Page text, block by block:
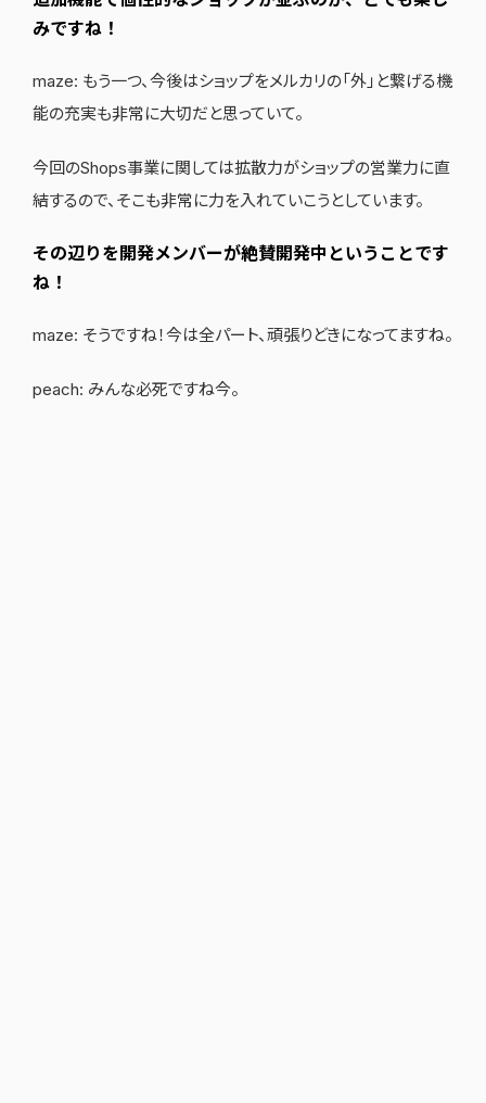
みですね！
maze: もう一つ、今後はショップをメルカリの「外」と繋げる機
能の充実も非常に大切だと思っていて。
今回のShops事業に関しては拡散力がショップの営業力に直
結するので、そこも非常に力を入れていこうとしています。
その辺りを開発メンバーが絶賛開発中ということです
ね！
maze: そうですね！今は全パート、頑張りどきになってますね。
peach: みんな必死ですね今。